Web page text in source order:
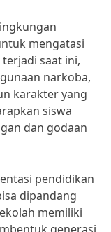
mengatasi
saat ini,
narkoba,
karakter yang
siswa
dan godaan
pendidikan
dipandang
memiliki